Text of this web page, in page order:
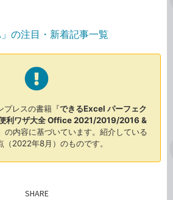
の注目・新着記事一覧
プレスの書籍『できるExcel パーフェク
便利ワザ大全 Office 2021/2019/2016 &
の内容に基づいています。紹介している
2022年8月）のものです。
SHARE